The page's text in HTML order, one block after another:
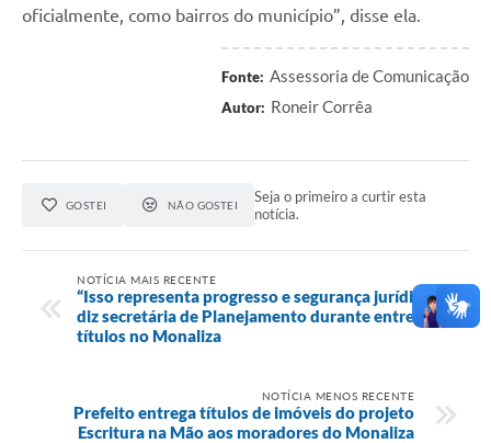
oficialmente, como bairros do município”, disse ela.
Fonte: Assessoria de Comunicação
Autor: Roneir Corrêa
GOSTEI NÃO GOSTEI
Seja o primeiro a curtir esta
notícia.
NOTÍCIA MAIS RECENTE
“Isso representa progresso e segurança jurídica”,
diz secretária de Planejamento durante entrega de
títulos no Monaliza
NOTÍCIA MENOS RECENTE
Prefeito entrega títulos de imóveis do projeto
Escritura na Mão aos moradores do Monaliza